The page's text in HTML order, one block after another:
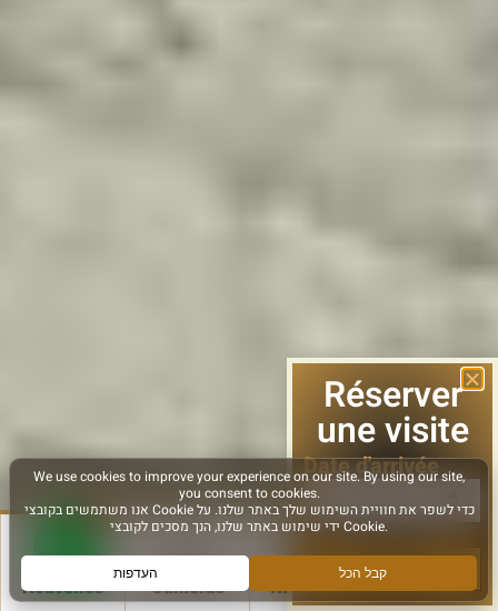
Nouvelles Caméras Itinéraires Plus
Réserver
une visite
Date d'arrivée
le suivant